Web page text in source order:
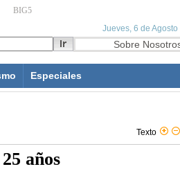
Especiales
Texto
años